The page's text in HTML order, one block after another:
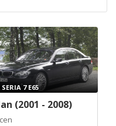
7 E65
(2001 - 2008)